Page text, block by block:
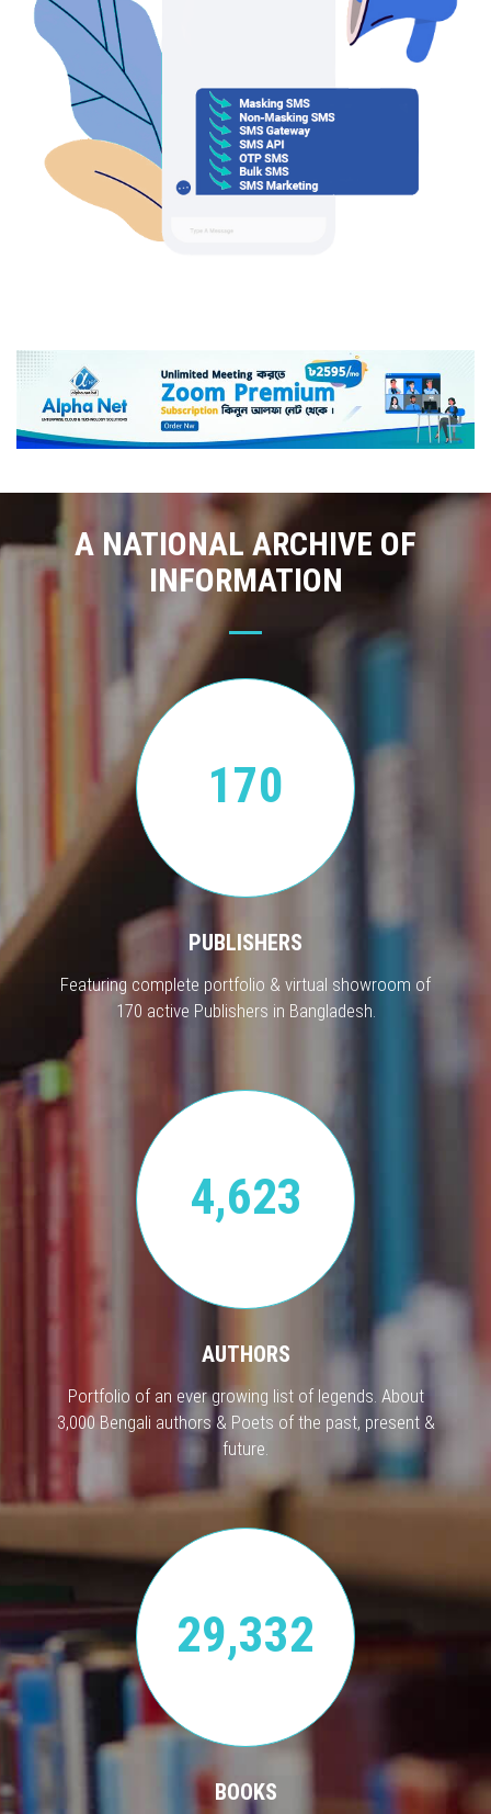
A NATIONAL ARCHIVE OF
INFORMATION
170
PUBLISHERS
Featuring complete portfolio & virtual showroom of
170 active Publishers in Bangladesh.
4,623
AUTHORS
Portfolio of an ever growing list of legends. About
3,000 Bengali authors & Poets of the past, present &
future.
29,332
BOOKS